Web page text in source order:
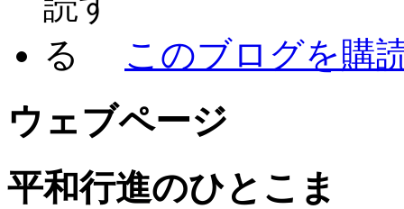
このブログを購
ウェブページ
平和行進のひとこま